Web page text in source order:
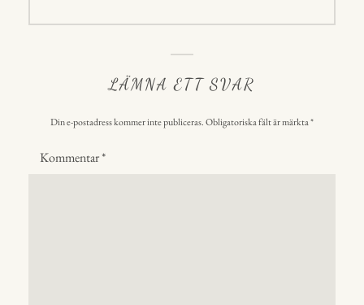
LÄMNA ETT SVAR
Din e-postadress kommer inte publiceras.Obligatoriska fält är märkta*
Kommentar*